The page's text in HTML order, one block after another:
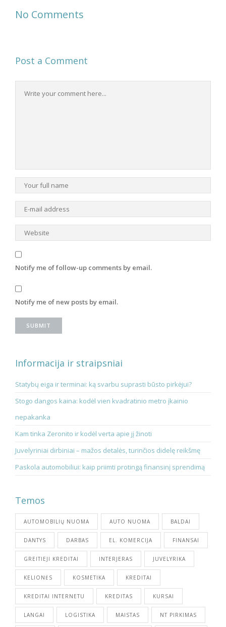
No Comments
Post a Comment
Notify me of follow-up comments by email.
Notify me of new posts by email.
Informacija ir straipsniai
Statybų eiga ir terminai: ką svarbu suprasti būsto pirkėjui?
Stogo dangos kaina: kodėl vien kvadratinio metro įkainio
nepakanka
Kam tinka Zeronito ir kodėl verta apie jį žinoti
Juvelyriniai dirbiniai – mažos detalės, turinčios didelę reikšmę
Paskola automobiliui: kaip priimti protingą finansinį sprendimą
Temos
AUTOMOBILIŲ NUOMA AUTO NUOMA BALDAI
DANTYS DARBAS EL. KOMERCIJA FINANSAI
GREITIEJI KREDITAI INTERJERAS JUVELYRIKA
KELIONĖS KOSMETIKA KREDITAI
KREDITAI INTERNETU KREDITAS KURSAI
LANGAI LOGISTIKA MAISTAS NT PIRKIMAS